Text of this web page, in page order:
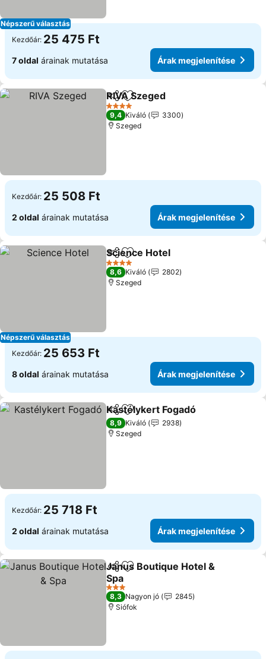
Népszerű választás
Kezdőár: 25 475 Ft
7 oldal árainak mutatása Árak megjelenítése
Megosztás
Hozzáadás a kedvencekhez
RIVA Szeged
4 Kategória
9,4 Kiváló
3300
Szeged
Kezdőár: 25 508 Ft
2 oldal árainak mutatása Árak megjelenítése
Népszerű választás
Megosztás
Hozzáadás a kedvencekhez
Science Hotel
4 Kategória
8,6 Kiváló
2802
Szeged
Kezdőár: 25 653 Ft
8 oldal árainak mutatása Árak megjelenítése
Megosztás
Hozzáadás a kedvencekhez
Kastélykert Fogadó
8,9 Kiváló
2938
Szeged
Kezdőár: 25 718 Ft
2 oldal árainak mutatása Árak megjelenítése
Megosztás
Hozzáadás a kedvencekhez
Janus Boutique Hotel &
Spa
3 Kategória
8,3 Nagyon jó
2845
Siófok